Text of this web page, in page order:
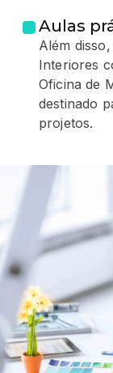
Aulas
Além
Interiores
Oficina de
destinado
projetos.